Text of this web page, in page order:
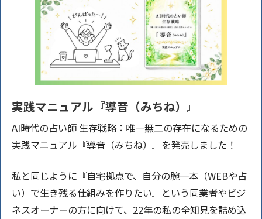
実践マニュアル『導音（みちね）』
AI時代の占い師 生存戦略：唯一無二の存在になるための
実践マニュアル『導音（みちね）』を発売しました！
私と同じように『自宅拠点で、自分の腕一本（WEBや占
い）で生き残る仕組みを作りたい』という同業者やビジ
ネスオーナーの方に向けて、22年の私の全知見を詰め込